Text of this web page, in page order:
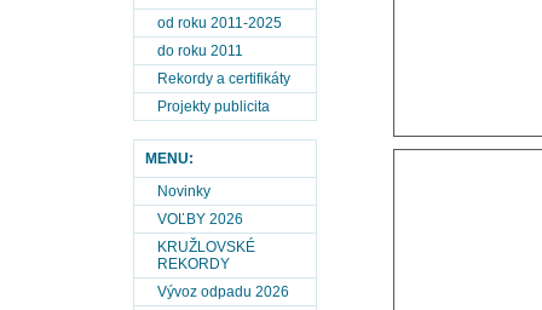
od roku 2011-2025
do roku 2011
Rekordy a certifikáty
Projekty publicita
MENU:
Novinky
VOĽBY 2026
KRUŽLOVSKÉ
REKORDY
Vývoz odpadu 2026